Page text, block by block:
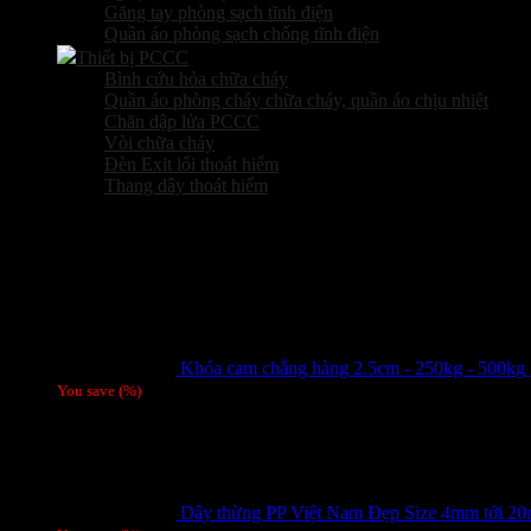
Găng tay phòng sạch tĩnh điện
Quần áo phòng sạch chống tĩnh điện
Thiết bị PCCC
Bình cứu hỏa chữa cháy
Quần áo phòng cháy chữa cháy, quần áo chịu nhiệt
Chăn dập lửa PCCC
Vòi chữa cháy
Đèn Exit lối thoát hiểm
Thang dây thoát hiểm
Khóa cam chằng hàng 2.5cm - 250kg - 500kg
You save (%)
Dây thừng PP Việt Nam Đẹp Size 4mm tới